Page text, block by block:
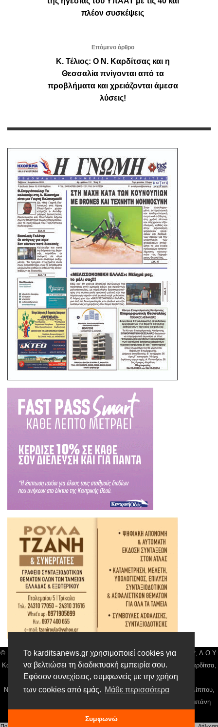
Το karditsanews.gr χρησιμοποιεί cookies για
να βελτιώσει τη διαδικτυακή εμπειρία σου.
Εφόσον συνεχίσεις, συμφωνείς με την χρήση
των cookies από εμάς. Μάθε περισσότερα
Συμφωνώ
πλέον συσκέψεις
Επόμενο άρθρο
Κ. Τέλιος: Ο Ν. Καρδίτσας και η
Θεσσαλία πνίγονται από τα
προβλήματα και χρειάζονται άμεσα
λύσεις!
© Karditsa News | Διακριτικός Τίτλος: Orion Media, ΑΦΜ: 043750542, Δ.Ο.Υ:
Καρδίτσας, Αρ. Γεμή: 018804431000, Δ/νση: Διάκου 10 τ.κ 43132 Καρδίτσα,
Τηλ: 24410 42500, email:news@karditsanews.gr.
Νόμιμος Εκπρόσωπος, Ιδιοκτήτης και Διαχειριστής: Παναγιώτης Φιλίππου,
Διευθύντρια: Γιαννουσά Βασιλική, Διευθύντιρα Σύνταξης: Μπαλαμπάνη